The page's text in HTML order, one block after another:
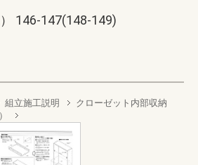
146-147(148-149)
組立施工説明
クローゼット内部収納